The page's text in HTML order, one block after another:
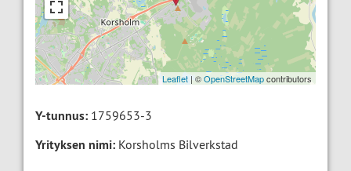
Leaflet | ©OpenStreetMapcontributors
Y-tunnus: 1759653-3
Yrityksen nimi: Korsholms Bilverkstad